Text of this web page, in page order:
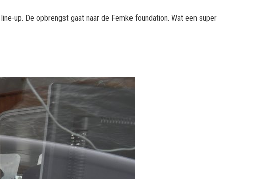
up. De opbrengst gaat naar de Femke foundation. Wat een super